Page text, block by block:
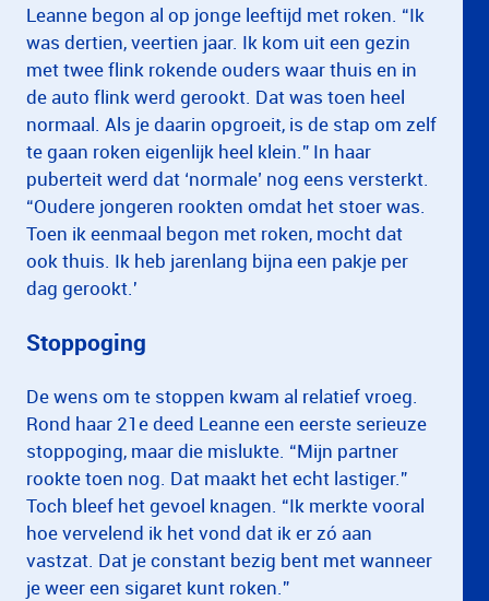
Leanne begon al op jonge leeftijd met roken. “Ik
was dertien, veertien jaar. Ik kom uit een gezin
met twee flink rokende ouders waar thuis en in
de auto flink werd gerookt. Dat was toen heel
normaal. Als je daarin opgroeit, is de stap om zelf
te gaan roken eigenlijk heel klein.” In haar
puberteit werd dat ‘normale’ nog eens versterkt.
“Oudere jongeren rookten omdat het stoer was.
Toen ik eenmaal begon met roken, mocht dat
ook thuis. Ik heb jarenlang bijna een pakje per
dag gerookt.'
Stoppoging
De wens om te stoppen kwam al relatief vroeg.
Rond haar 21e deed Leanne een eerste serieuze
stoppoging, maar die mislukte. “Mijn partner
rookte toen nog. Dat maakt het echt lastiger.”
Toch bleef het gevoel knagen. “Ik merkte vooral
hoe vervelend ik het vond dat ik er zó aan
vastzat. Dat je constant bezig bent met wanneer
je weer een sigaret kunt roken.”